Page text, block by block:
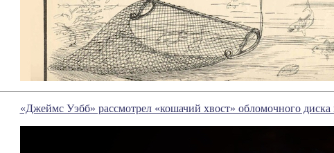
«Джеймс Уэбб» рассмотрел «кошачий хвост» обломочного